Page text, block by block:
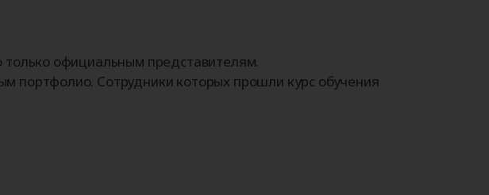
официальным представителям.
портфолио. Сотрудники которых прошли курс обучения